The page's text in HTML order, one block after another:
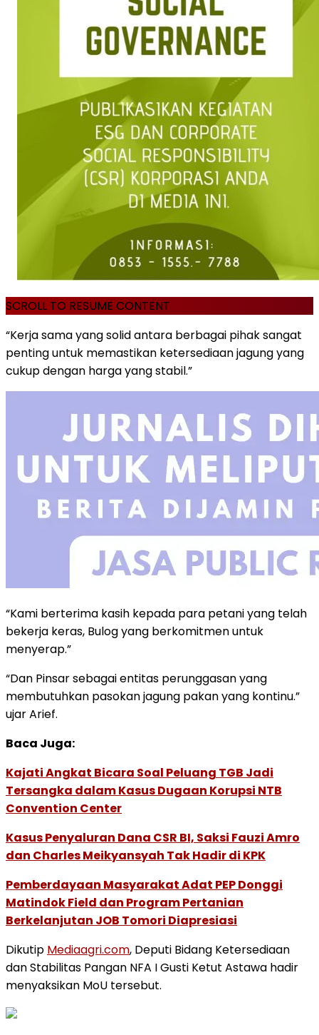
SCROLL TO RESUME CONTENT
“Kerja sama yang solid antara berbagai pihak sangat
penting untuk memastikan ketersediaan jagung yang
cukup dengan harga yang stabil.”
“Kami berterima kasih kepada para petani yang telah
bekerja keras, Bulog yang berkomitmen untuk
menyerap.”
“Dan Pinsar sebagai entitas perunggasan yang
membutuhkan pasokan jagung pakan yang kontinu.”
ujar Arief.
Baca Juga:
Kajati Angkat Bicara Soal Peluang TGB Jadi
Tersangka dalam Kasus Dugaan Korupsi NTB
Convention Center
Kasus Penyaluran Dana CSR BI, Saksi Fauzi Amro
dan Charles Meikyansyah Tak Hadir di KPK
Pemberdayaan Masyarakat Adat PEP Donggi
Matindok Field dan Program Pertanian
Berkelanjutan JOB Tomori Diapresiasi
Dikutip Mediaagri.com, Deputi Bidang Ketersediaan
dan Stabilitas Pangan NFA I Gusti Ketut Astawa hadir
menyaksikan MoU tersebut.